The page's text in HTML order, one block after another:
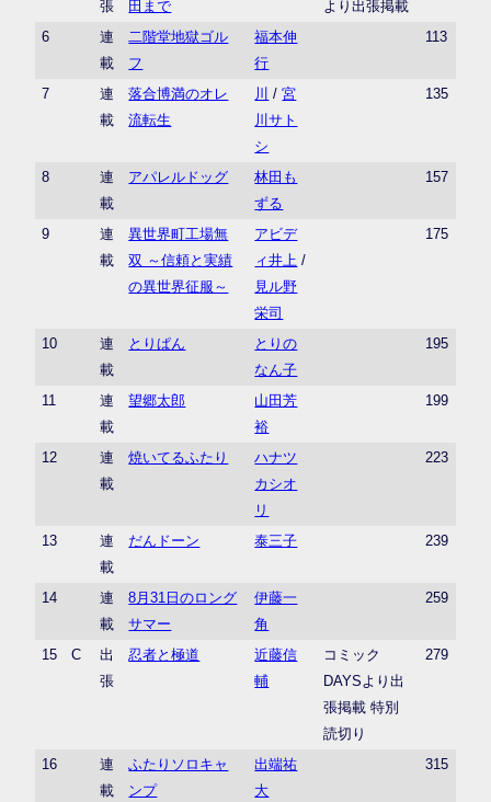
張
田まで
より出張掲載
6
連
載
二階堂地獄ゴル
フ
福本伸
行
113
7
連
載
落合博満のオレ
流転生
川 /宮
川サト
シ
135
8
連
載
アパレルドッグ
林田も
ずる
157
9
連
載
異世界町工場無
双 ～信頼と実績
の異世界征服～
アビデ
ィ井上 /
見ル野
栄司
175
10
連
載
とりぱん
とりの
なん子
195
11
連
載
望郷太郎
山田芳
裕
199
12
連
載
焼いてるふたり
ハナツ
カシオ
リ
223
13
連
載
だんドーン 泰三子 239
14
連
載
8月31日のロング
サマー
伊藤一
角
259
15 C
出
張
忍者と極道
近藤信
輔
コミック
DAYSより出
張掲載 特別
読切り
279
16
連
載
ふたりソロキャ
ンプ
出端祐
大
315